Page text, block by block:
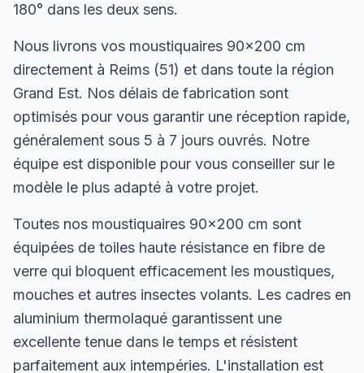
180° dans les deux sens.
Nous livrons vos moustiquaires 90×200 cm
directement à Reims (51) et dans toute la région
Grand Est. Nos délais de fabrication sont
optimisés pour vous garantir une réception rapide,
généralement sous 5 à 7 jours ouvrés. Notre
équipe est disponible pour vous conseiller sur le
modèle le plus adapté à votre projet.
Toutes nos moustiquaires 90×200 cm sont
équipées de toiles haute résistance en fibre de
verre qui bloquent efficacement les moustiques,
mouches et autres insectes volants. Les cadres en
aluminium thermolaqué garantissent une
excellente tenue dans le temps et résistent
parfaitement aux intempéries. L'installation est